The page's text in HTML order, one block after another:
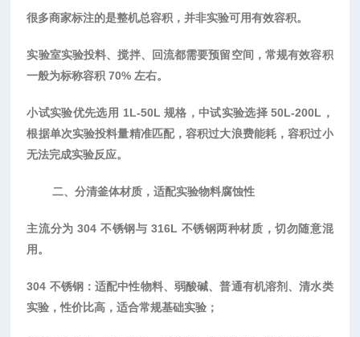
很多商家标注的是整机总容积，并非实验可用有效容积。
实验室实验投料、搅拌、回流都需要预留空间，常规有效容积
一般为标称容积 70% 左右。
小试实验优先选用 1L-50L 规格，中试实验选择 50L-200L，
根据单次实验投料量精准匹配，容积过大浪费能耗，容积过小
无法完成实验反应。
二、分清釜体材质，适配实验物料腐蚀性
主流分为 304 不锈钢与 316L 不锈钢两种材质，切勿随意混
用。
304 不锈钢：适配中性物料、弱酸碱、普通有机溶剂、清水类
实验，性价比高，适合常规基础实验；